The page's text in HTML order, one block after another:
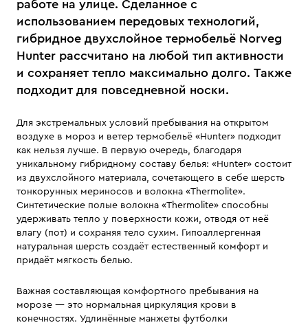
работе на улице. Сделанное с
использованием передовых технологий,
гибридное двухслойное термобельё Norveg
Hunter рассчитано на любой тип активности
и сохраняет тепло максимально долго. Также
подходит для повседневной носки.
Для экстремальных условий пребывания на открытом
воздухе в мороз и ветер термобельё «Hunter» подходит
как нельзя лучше. В первую очередь, благодаря
уникальному гибридному составу белья: «Hunter» состоит
из двухслойного материала, сочетающего в себе шерсть
тонкорунных мериносов и волокна «Thermolite».
Синтетические полые волокна «Thermolite» способны
удерживать тепло у поверхности кожи, отводя от неё
влагу (пот) и сохраняя тело сухим. Гипоаллергенная
натуральная шерсть создаёт естественный комфорт и
придаёт мягкость белью.
Важная составляющая комфортного пребывания на
морозе — это нормальная циркуляция крови в
конечностях. Удлинённые манжеты футболки